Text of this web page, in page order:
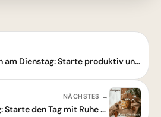
Guten Morgen am Dienstag: Starte produktiv und mit Herz in den Tag!
NÄCHSTES →
Gemütlicher Dienstag: Starte den Tag mit Ruhe und Fokus!